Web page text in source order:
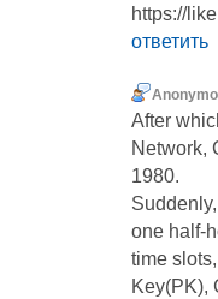
https://
ответить
After
Network,
1980.
one half-
time
Key(PK),